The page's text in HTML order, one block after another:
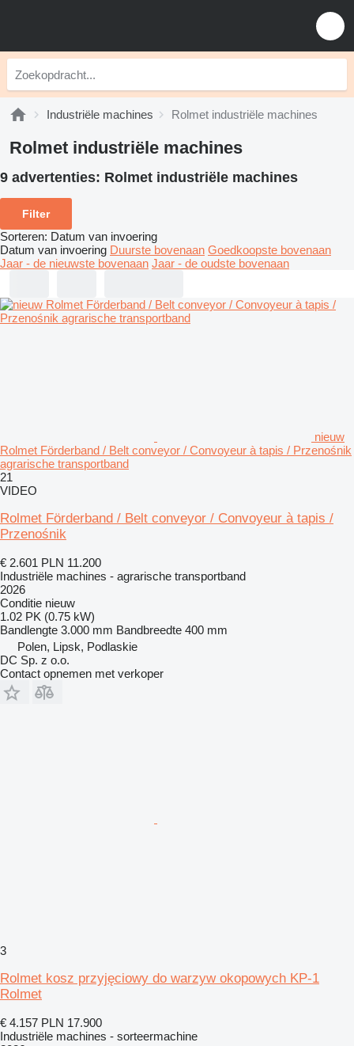
Industriële machines Rolmet industriële machines
Rolmet industriële machines
9 advertenties: Rolmet industriële machines
Filter
Sorteren: Datum van invoering
Datum van invoering Duurste bovenaan Goedkoopste bovenaan
Jaar - de nieuwste bovenaan Jaar - de oudste bovenaan
nieuw
Rolmet Förderband / Belt conveyor / Convoyeur à tapis / Przenośnik
agrarische transportband
21
VIDEO
Rolmet Förderband / Belt conveyor / Convoyeur à tapis /
Przenośnik
€ 2.601 PLN 11.200
Industriële machines - agrarische transportband
2026
Conditie nieuw
1.02 PK (0.75 kW)
Bandlengte 3.000 mm Bandbreedte 400 mm
Polen, Lipsk, Podlaskie
DC Sp. z o.o.
Contact opnemen met verkoper
3
Rolmet kosz przyjęciowy do warzyw okopowych KP-1
Rolmet
€ 4.157 PLN 17.900
Industriële machines - sorteermachine